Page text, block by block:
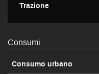
Trazione
Consumi
Consumo urbano